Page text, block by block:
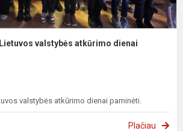
valstybės atkūrimo dienai
valstybės atkūrimo dienai paminėti.
Plačiau